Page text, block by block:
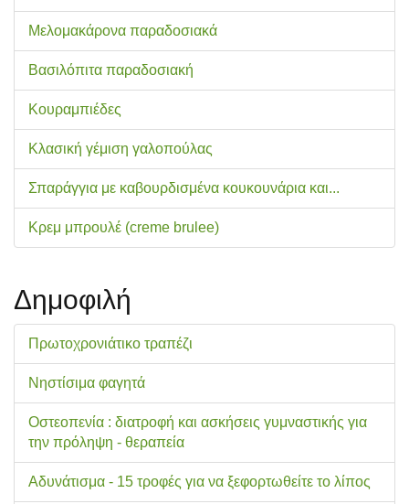
Μελομακάρονα παραδοσιακά
Βασιλόπιτα παραδοσιακή
Κουραμπιέδες
Κλασική γέμιση γαλοπούλας
Σπαράγγια με καβουρδισμένα κουκουνάρια και...
Κρεμ μπρουλέ (creme brulee)
Δημοφιλή
Πρωτοχρονιάτικο τραπέζι
Νηστίσιμα φαγητά
Οστεοπενία : διατροφή και ασκήσεις γυμναστικής για
την πρόληψη - θεραπεία
Αδυνάτισμα - 15 τροφές για να ξεφορτωθείτε το λίπος